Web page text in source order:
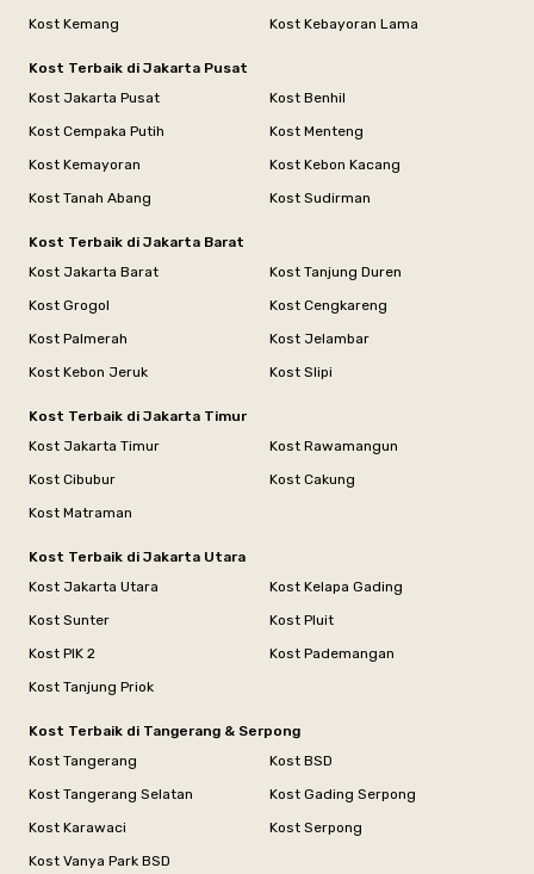
Kost Kemang
Kost Kebayoran Lama
Kost Terbaik di Jakarta Pusat
Kost Jakarta Pusat
Kost Benhil
Kost Cempaka Putih
Kost Menteng
Kost Kemayoran
Kost Kebon Kacang
Kost Tanah Abang
Kost Sudirman
Kost Terbaik di Jakarta Barat
Kost Jakarta Barat
Kost Tanjung Duren
Kost Grogol
Kost Cengkareng
Kost Palmerah
Kost Jelambar
Kost Kebon Jeruk
Kost Slipi
Kost Terbaik di Jakarta Timur
Kost Jakarta Timur
Kost Rawamangun
Kost Cibubur
Kost Cakung
Kost Matraman
Kost Terbaik di Jakarta Utara
Kost Jakarta Utara
Kost Kelapa Gading
Kost Sunter
Kost Pluit
Kost PIK 2
Kost Pademangan
Kost Tanjung Priok
Kost Terbaik di Tangerang & Serpong
Kost Tangerang
Kost BSD
Kost Tangerang Selatan
Kost Gading Serpong
Kost Karawaci
Kost Serpong
Kost Vanya Park BSD